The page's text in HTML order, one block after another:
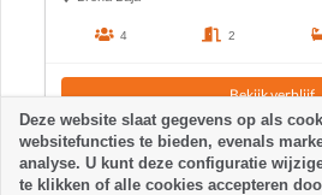
4 2
Bekijk verblijf
Deze website slaat gegevens op als
websitefuncties te bieden, evenals
analyse. U kunt deze configuratie
te klikken of alle cookies accepteren